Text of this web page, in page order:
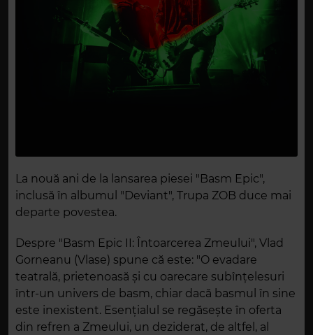
La nouă ani de la lansarea piesei "Basm Epic",
inclusă în albumul "Deviant", Trupa ZOB duce mai
departe povestea.
Despre "Basm Epic II: Întoarcerea Zmeului", Vlad
Gorneanu (Vlase) spune că este: "O evadare
teatrală, prietenoasă și cu oarecare subînțelesuri
într-un univers de basm, chiar dacă basmul în sine
este inexistent. Esențialul se regăsește în oferta
din refren a Zmeului, un deziderat, de altfel, al